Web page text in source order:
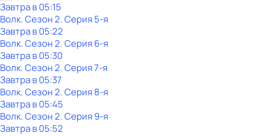
Завтра в 05:15
Волк. Сезон 2. Серия 5-я
Завтра в 05:22
Волк. Сезон 2. Серия 6-я
Завтра в 05:30
Волк. Сезон 2. Серия 7-я
Завтра в 05:37
Волк. Сезон 2. Серия 8-я
Завтра в 05:45
Волк. Сезон 2. Серия 9-я
Завтра в 05:52